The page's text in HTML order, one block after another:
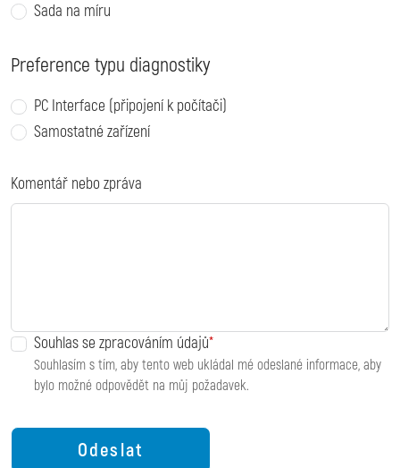
Sada na míru
Preference typu diagnostiky
PC Interface (připojení k počítači)
Samostatné zařízení
Komentář nebo zpráva
Souhlas se zpracováním údajů
Souhlasím s tím, aby tento web ukládal mé odeslané informace, aby
bylo možné odpovědět na můj požadavek.